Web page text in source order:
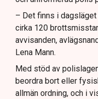
– Det finns i
cirka 120
avvisanden,
Lena Mann.
Med stöd av
beordra bort eller
allmän ordning, och i